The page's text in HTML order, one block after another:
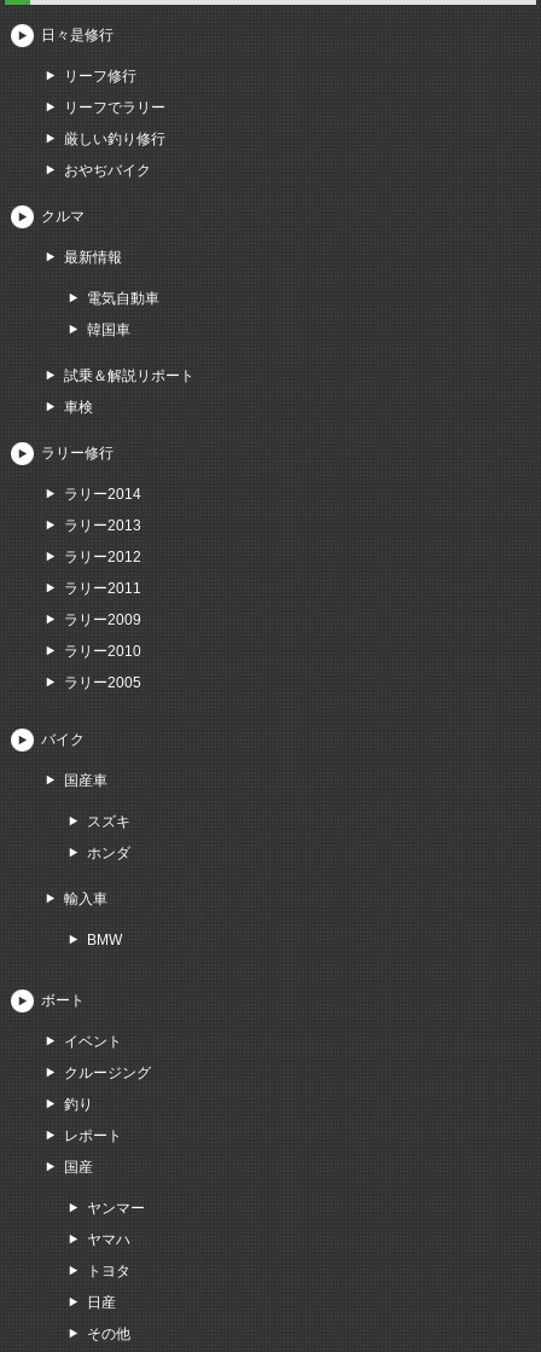
日々是修行
リーフ修行
リーフでラリー
厳しい釣り修行
おやぢバイク
クルマ
最新情報
電気自動車
韓国車
試乗＆解説リポート
車検
ラリー修行
ラリー2014
ラリー2013
ラリー2012
ラリー2011
ラリー2009
ラリー2010
ラリー2005
バイク
国産車
スズキ
ホンダ
輸入車
BMW
ボート
イベント
クルージング
釣り
レポート
国産
ヤンマー
ヤマハ
トヨタ
日産
その他